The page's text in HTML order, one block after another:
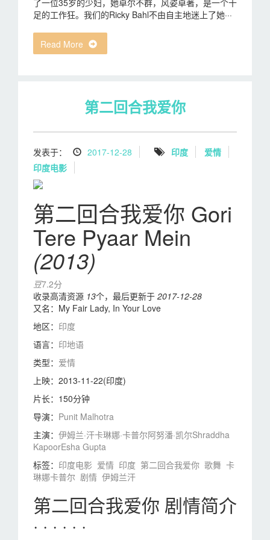
了一位35岁的少妇，她卓尔不群，风姿卓著，是一个十
足的工作狂。我们的Ricky Bahl不由自主地迷上了她···
Read More
第二回合我爱你
发表于： 2017-12-28 印度
爱情
印度电影
第二回合我爱你 Gori
Tere Pyaar Mein
(2013)
豆7.2分
收录高清资源 13个，最后更新于 2017-12-28
又名： My Fair Lady, In Your Love
地区： 印度
语言： 印地语
类型： 爱情
上映： 2013-11-22(印度)
片长： 150分钟
导演： Punit Malhotra
主演： 伊姆兰·汗卡琳娜·卡普尔阿努潘·凯尔Shraddha
KapoorEsha Gupta
标签： 印度电影 爱情 印度 第二回合我爱你 歌舞 卡
琳娜卡普尔 剧情 伊姆兰汗
第二回合我爱你 剧情简介
· · · · · ·